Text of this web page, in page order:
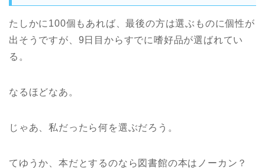
たしかに100個もあれば、最後の方は選ぶものに個性が
出そうですが、9日目からすでに嗜好品が選ばれてい
る。
なるほどなあ。
じゃあ、私だったら何を選ぶだろう。
てゆうか、本だとするのなら図書館の本はノーカン？